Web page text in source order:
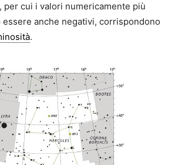
per cui i valori numericamente più
essere anche negativi, corrispondono
.